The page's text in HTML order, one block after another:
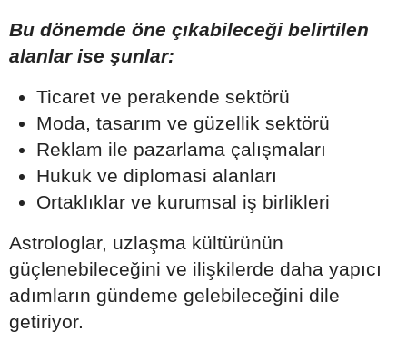
Bu dönemde öne çıkabileceği belirtilen
alanlar ise şunlar:
Ticaret ve perakende sektörü
Moda, tasarım ve güzellik sektörü
Reklam ile pazarlama çalışmaları
Hukuk ve diplomasi alanları
Ortaklıklar ve kurumsal iş birlikleri
Astrologlar, uzlaşma kültürünün
güçlenebileceğini ve ilişkilerde daha yapıcı
adımların gündeme gelebileceğini dile
getiriyor.